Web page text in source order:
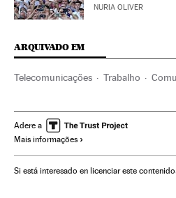
NURIA OLIVER
ARQUIVADO EM
Telecomunicações Trabalho
Telefonia celular multimídia
Informática
Tecnologia Ciência
Adere a
Mais informações
Si está interesado en licenciar este